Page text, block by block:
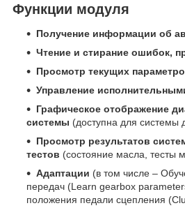
Функции модуля
Получение информации об
Чтение и стирание ошибок,
Просмотр текущих
Управление
Графическое отображение
системы (доступна для системы
Просмотр результатов
тестов (состояние масла, тесты
Адаптации (в том числе –
передач (Learn gearbox
положения педали сцепления